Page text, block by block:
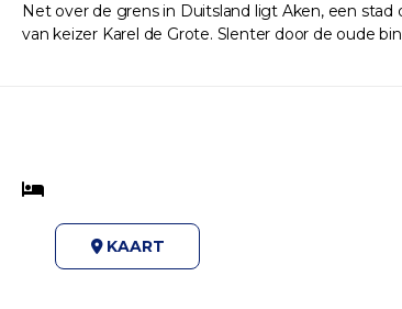
Net over de grens in Duitsland ligt Aken, een
van keizer Karel de Grote. Slenter door de oude
KAART